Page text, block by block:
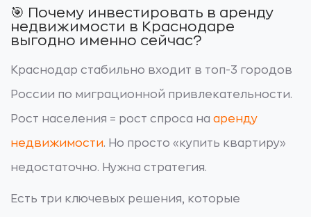
🎯 Почему инвестировать в аренду
недвижимости в Краснодаре
выгодно именно сейчас?
Краснодар стабильно входит в топ-3 городов
России по миграционной привлекательности.
Рост населения = рост спроса на аренду
недвижимости. Но просто «купить квартиру»
недостаточно. Нужна стратегия.
Есть три ключевых решения, которые